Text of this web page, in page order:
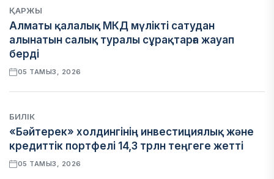
ҚАРЖЫ
Алматы қалалық МКД мүлікті сатудан
алынатын салық туралы сұрақтарға жауап
берді
05 ТАМЫЗ, 2026
БИЛІК
«Бәйтерек» холдингінің инвестициялық және
кредиттік портфелі 14,3 трлн теңгеге жетті
05 ТАМЫЗ, 2026